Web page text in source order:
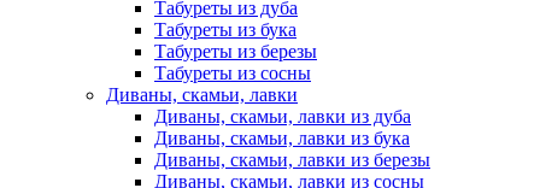
Табуреты из дуба
Табуреты из бука
Табуреты из березы
Табуреты из сосны
Диваны, скамьи, лавки
Диваны, скамьи, лавки из дуба
Диваны, скамьи, лавки из бука
Диваны, скамьи, лавки из березы
Диваны, скамьи, лавки из сосны